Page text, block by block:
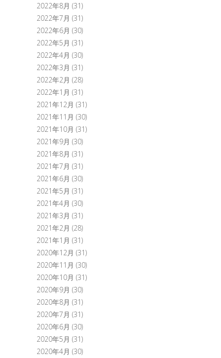
2022年8月 (31)
2022年7月 (31)
2022年6月 (30)
2022年5月 (31)
2022年4月 (30)
2022年3月 (31)
2022年2月 (28)
2022年1月 (31)
2021年12月 (31)
2021年11月 (30)
2021年10月 (31)
2021年9月 (30)
2021年8月 (31)
2021年7月 (31)
2021年6月 (30)
2021年5月 (31)
2021年4月 (30)
2021年3月 (31)
2021年2月 (28)
2021年1月 (31)
2020年12月 (31)
2020年11月 (30)
2020年10月 (31)
2020年9月 (30)
2020年8月 (31)
2020年7月 (31)
2020年6月 (30)
2020年5月 (31)
2020年4月 (30)